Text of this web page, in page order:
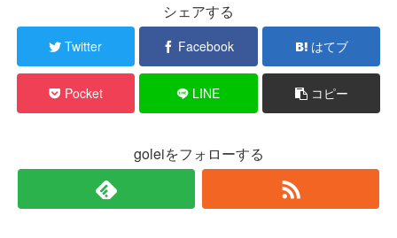
シェアする
Twitter Facebook はてブ
Pocket LINE コピー
goleiをフォローする